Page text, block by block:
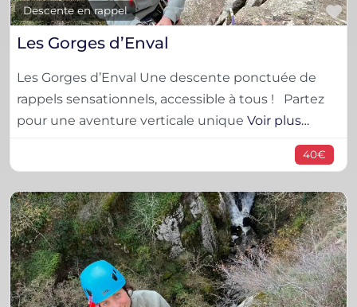
Descente en rappel
Les Gorges d’Enval
Les Gorges d’Enval Une descente ponctuée de
rappels sensationnels, accessible à tous ! Partez
pour une aventure verticale unique Voir plus…
40€